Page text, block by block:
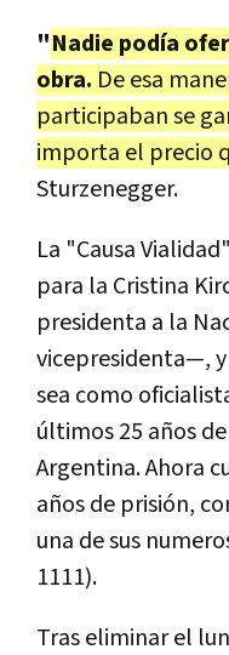
"Nadie podía
obra. De esa
participaban se
importa el precio
Sturzenegger.
La "Causa
para la Cristina
presidenta a la
vicepresidenta—,
sea como
últimos 25 años
Argentina. Ahora
años de prisión,
una de sus
1111).
Tras eliminar el